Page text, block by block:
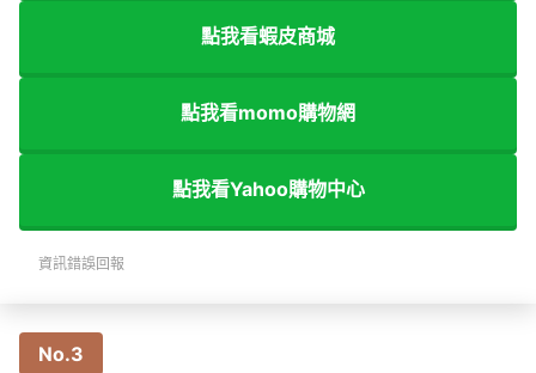
點我看蝦皮商城
點我看momo購物網
點我看Yahoo購物中心
資訊錯誤回報
No.3